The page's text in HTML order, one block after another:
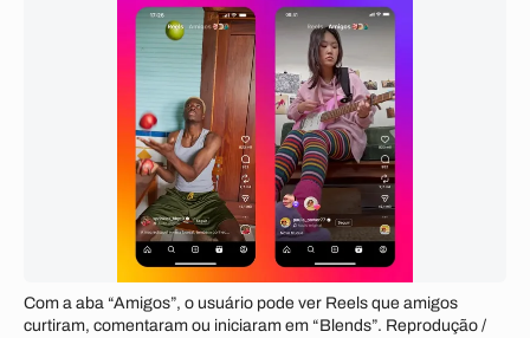
Com a aba “Amigos”, o usuário pode ver Reels que amigos
curtiram, comentaram ou iniciaram em “Blends”. Reprodução /